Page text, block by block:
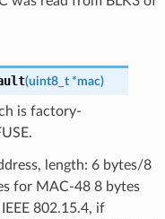
(uint8_t *mac)
is factory-
length: 6 bytes/8
for MAC-48 8 bytes
802.15.4, if